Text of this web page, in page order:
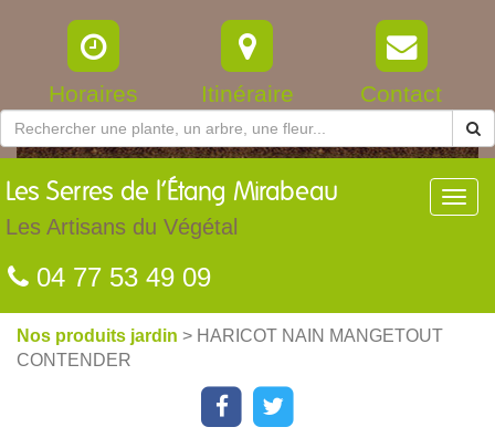
Horaires Itinéraire Contact
Les Serres de l’Étang Mirabeau
Les Artisans du Végétal
04 77 53 49 09
Nos produits jardin > HARICOT NAIN MANGETOUT
CONTENDER